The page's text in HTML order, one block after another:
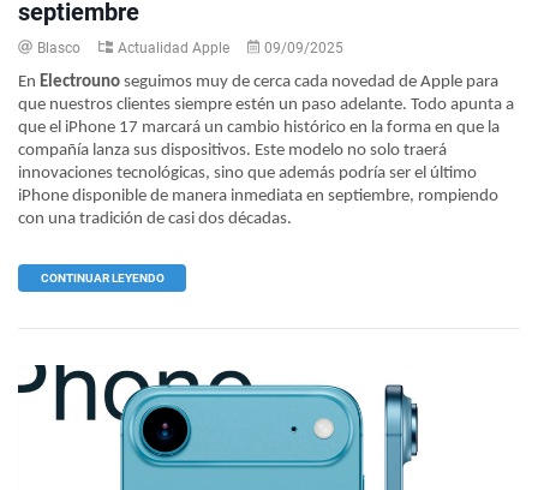
septiembre
Blasco Actualidad Apple 09/09/2025
En Electrouno seguimos muy de cerca cada novedad de Apple para
que nuestros clientes siempre estén un paso adelante. Todo apunta a
que el iPhone 17 marcará un cambio histórico en la forma en que la
compañía lanza sus dispositivos. Este modelo no solo traerá
innovaciones tecnológicas, sino que además podría ser el último
iPhone disponible de manera inmediata en septiembre, rompiendo
con una tradición de casi dos décadas.
CONTINUAR LEYENDO